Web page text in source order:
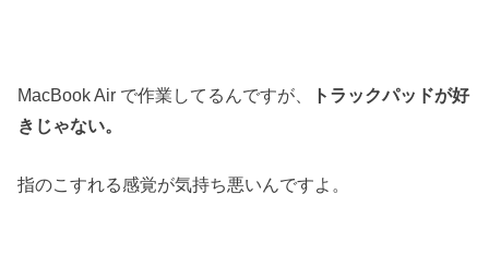
MacBook Air で作業してるんですが、
トラックパッドが好
きじゃない。
指のこすれる感覚が気持ち悪いんですよ。